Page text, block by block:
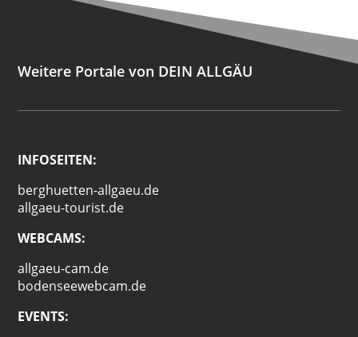
Weitere Portale von DEIN ALLGÄU
INFOSEITEN:
berghuetten-allgaeu.de
allgaeu-tourist.de
WEBCAMS:
allgaeu-cam.de
bodenseewebcam.de
EVENTS: